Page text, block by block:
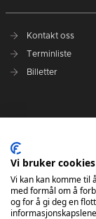
Kontakt oss
Terminliste
Billetter
Ansvarlig
Vi bruker cookies
Vi kan kan komme til
med formål om å
og for å gi deg en